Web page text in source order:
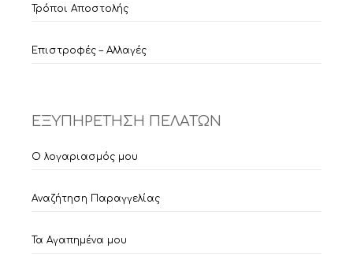
Τρόποι Αποστολής
Επιστροφές – Αλλαγές
ΕΞΥΠΗΡΕΤΗΣΗ ΠΕΛΑΤΩΝ
Ο λογαριασμός μου
Αναζήτηση Παραγγελίας
Τα Αγαπημένα μου